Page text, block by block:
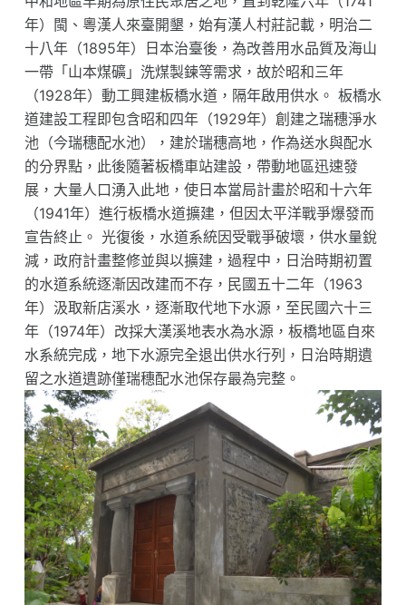
年）閩、粵漢人來臺開墾，始有漢人村莊記載，明治二
十八年（1895年）日本治臺後，為改善用水品質及海山
一帶「山本煤礦」洗煤製鍊等需求，故於昭和三年
（1928年）動工興建板橋水道，隔年啟用供水。 板橋水
道建設工程即包含昭和四年（1929年）創建之瑞穗淨水
池（今瑞穗配水池），建於瑞穗高地，作為送水與配水
的分界點，此後隨著板橋車站建設，帶動地區迅速發
展，大量人口湧入此地，使日本當局計畫於昭和十六年
（1941年）進行板橋水道擴建，但因太平洋戰爭爆發而
宣告終止。 光復後，水道系統因受戰爭破壞，供水量銳
減，政府計畫整修並與以擴建，過程中，日治時期初置
的水道系統逐漸因改建而不存，民國五十二年（1963
年）汲取新店溪水，逐漸取代地下水源，至民國六十三
年（1974年）改採大漢溪地表水為水源，板橋地區自來
水系統完成，地下水源完全退出供水行列，日治時期遺
留之水道遺跡僅瑞穗配水池保存最為完整。